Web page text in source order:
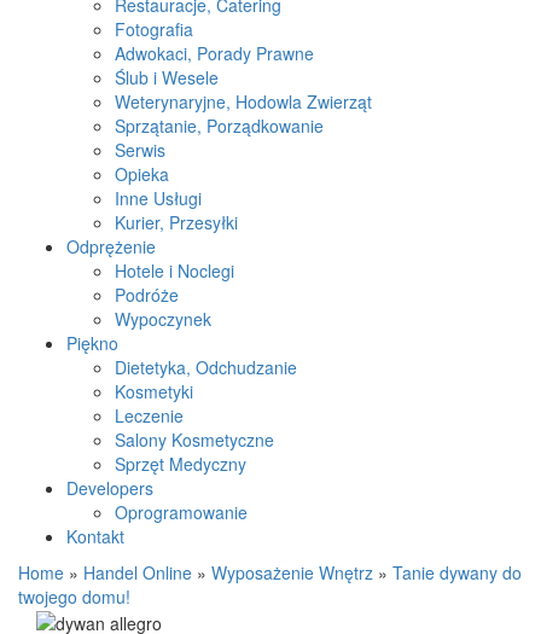
Restauracje, Catering
Fotografia
Adwokaci, Porady Prawne
Ślub i Wesele
Weterynaryjne, Hodowla Zwierząt
Sprzątanie, Porządkowanie
Serwis
Opieka
Inne Usługi
Kurier, Przesyłki
Odprężenie
Hotele i Noclegi
Podróże
Wypoczynek
Piękno
Dietetyka, Odchudzanie
Kosmetyki
Leczenie
Salony Kosmetyczne
Sprzęt Medyczny
Developers
Oprogramowanie
Kontakt
Home » Handel Online » Wyposażenie Wnętrz » Tanie dywany do
twojego domu!